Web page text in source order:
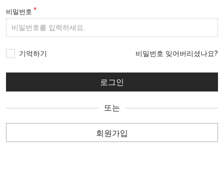
비밀번호
기억하기 비밀번호 잊어버리셨나요?
또는
회원가입